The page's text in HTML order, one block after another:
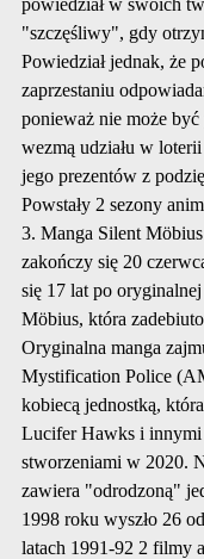
powiedział w swoich
"szczęśliwy", gdy
Powiedział jednak, że
zaprzestaniu
ponieważ nie może
wezmą udziału w
jego prezentów z
Powstały 2 sezony
3. Manga Silent
zakończy się 20
się 17 lat po
Möbius, która
Oryginalna manga
Mystification Police
kobiecą jednostką,
Lucifer Hawks i
stworzeniami w 2020.
zawiera "odrodzoną"
1998 roku wyszło 26
latach 1991-92 2 filmy